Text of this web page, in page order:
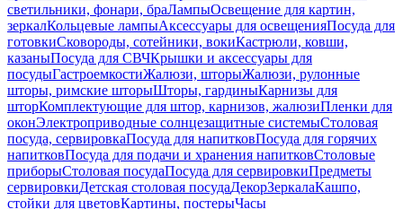
светильники, фонари, браЛампыОсвещение для картин,
зеркалКольцевые лампыАксессуары для освещенияПосуда для
готовкиСковороды, сотейники, вокиКастрюли, ковши,
казаныПосуда для СВЧКрышки и аксессуары для
посудыГастроемкостиЖалюзи, шторыЖалюзи, рулонные
шторы, римские шторыШторы, гардиныКарнизы для
шторКомплектующие для штор, карнизов, жалюзиПленки для
оконЭлектроприводные солнцезащитные системыСтоловая
посуда, сервировкаПосуда для напитковПосуда для горячих
напитковПосуда для подачи и хранения напитковСтоловые
приборыСтоловая посудаПосуда для сервировкиПредметы
сервировкиДетская столовая посудаДекорЗеркалаКашпо,
стойки для цветовКартины, постерыЧасы